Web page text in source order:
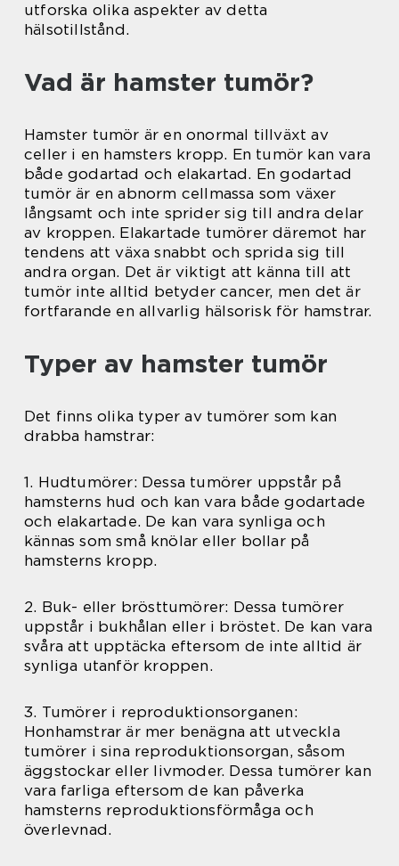
utforska olika aspekter av detta
hälsotillstånd.
Vad är hamster tumör?
Hamster tumör är en onormal tillväxt av
celler i en hamsters kropp. En tumör kan vara
både godartad och elakartad. En godartad
tumör är en abnorm cellmassa som växer
långsamt och inte sprider sig till andra delar
av kroppen. Elakartade tumörer däremot har
tendens att växa snabbt och sprida sig till
andra organ. Det är viktigt att känna till att
tumör inte alltid betyder cancer, men det är
fortfarande en allvarlig hälsorisk för hamstrar.
Typer av hamster tumör
Det finns olika typer av tumörer som kan
drabba hamstrar:
1. Hudtumörer: Dessa tumörer uppstår på
hamsterns hud och kan vara både godartade
och elakartade. De kan vara synliga och
kännas som små knölar eller bollar på
hamsterns kropp.
2. Buk- eller brösttumörer: Dessa tumörer
uppstår i bukhålan eller i bröstet. De kan vara
svåra att upptäcka eftersom de inte alltid är
synliga utanför kroppen.
3. Tumörer i reproduktionsorganen:
Honhamstrar är mer benägna att utveckla
tumörer i sina reproduktionsorgan, såsom
äggstockar eller livmoder. Dessa tumörer kan
vara farliga eftersom de kan påverka
hamsterns reproduktionsförmåga och
överlevnad.